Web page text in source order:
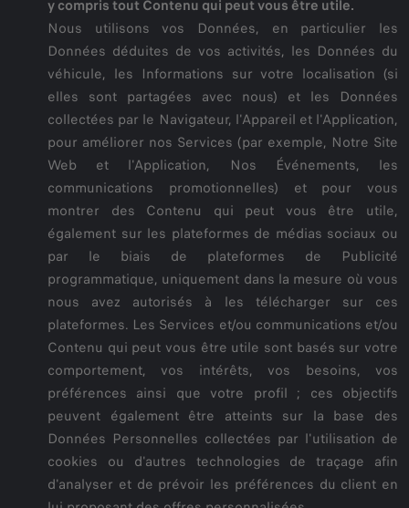
y compris tout Contenu qui peut vous être utile.
Nous utilisons vos Données, en particulier les
Données déduites de vos activités, les Données du
véhicule, les Informations sur votre localisation (si
elles sont partagées avec nous) et les Données
collectées par le Navigateur, l'Appareil et l'Application,
pour améliorer nos Services (par exemple, Notre Site
Web et l'Application, Nos Événements, les
communications promotionnelles) et pour vous
montrer des Contenu qui peut vous être utile,
également sur les plateformes de médias sociaux ou
par le biais de plateformes de Publicité
programmatique, uniquement dans la mesure où vous
nous avez autorisés à les télécharger sur ces
plateformes. Les Services et/ou communications et/ou
Contenu qui peut vous être utile sont basés sur votre
comportement, vos intérêts, vos besoins, vos
préférences ainsi que votre profil ; ces objectifs
peuvent également être atteints sur la base des
Données Personnelles collectées par l'utilisation de
cookies ou d'autres technologies de traçage afin
d'analyser et de prévoir les préférences du client en